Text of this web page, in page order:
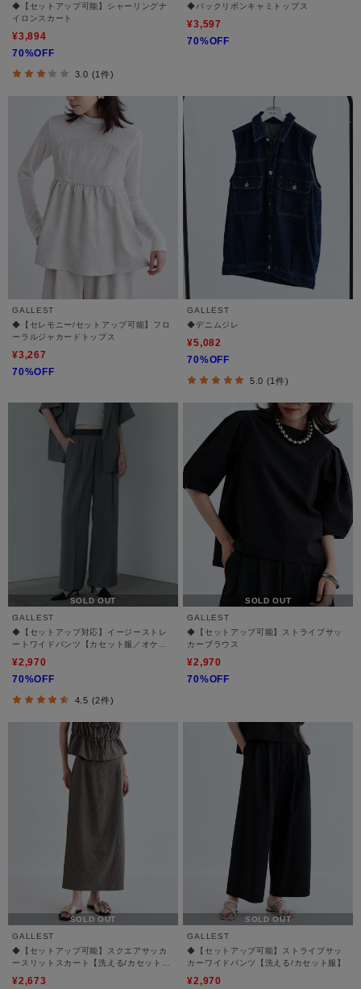
◆【セットアップ可能】シャーリングナ
イロンスカート
¥3,894
70%OFF
3.0 (1件)
◆バックリボンキャミトップス
¥3,597
70%OFF
GALLEST
◆【セレモニー/セットアップ可能】フロ
ーラルジャカードトップス
¥3,267
70%OFF
GALLEST
◆デニムジレ
¥5,082
70%OFF
5.0 (1件)
SOLD OUT
GALLEST
◆【セットアップ対応】イージーストレ
ートワイドパンツ【カセット服／オケー
¥2,970
70%OFF
4.5 (2件)
SOLD OUT
GALLEST
◆【セットアップ可能】ストライプサッ
カーブラウス
¥2,970
70%OFF
SOLD OUT
GALLEST
◆【セットアップ可能】スクエアサッカ
ースリットスカート【洗える/カセット
¥2,673
SOLD OUT
GALLEST
◆【セットアップ可能】ストライプサッ
カーワイドパンツ【洗える/カセット服】
¥2,970